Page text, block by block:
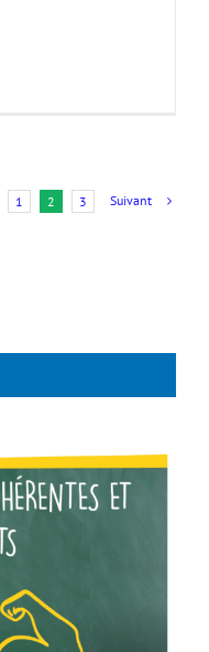
1 2 3 Suivant